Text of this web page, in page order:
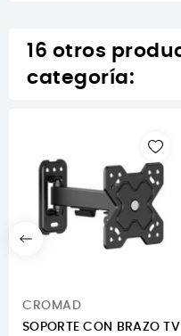
16 otros
categoría:
CROMAD
SOPORTE CON BRAZO TV